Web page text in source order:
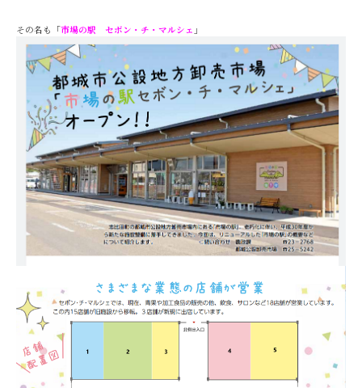
その名も「市場の駅 セボン・チ・マルシェ 」